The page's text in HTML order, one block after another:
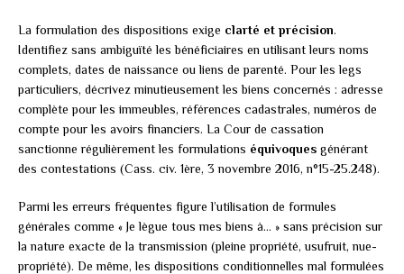
La formulation des dispositions exige clarté et précision.
Identifiez sans ambiguïté les bénéficiaires en utilisant leurs noms
complets, dates de naissance ou liens de parenté. Pour les legs
particuliers, décrivez minutieusement les biens concernés : adresse
complète pour les immeubles, références cadastrales, numéros de
compte pour les avoirs financiers. La Cour de cassation
sanctionne régulièrement les formulations équivoques générant
des contestations (Cass. civ. 1ère, 3 novembre 2016, n°15-25.248).
Parmi les erreurs fréquentes figure l’utilisation de formules
générales comme « Je lègue tous mes biens à… » sans précision sur
la nature exacte de la transmission (pleine propriété, usufruit, nue-
propriété). De même, les dispositions conditionnelles mal formulées